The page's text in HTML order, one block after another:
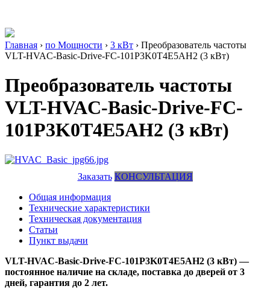
Главная › по Мощности › 3 кВт › Преобразователь частоты
VLT-HVAC-Basic-Drive-FC-101P3K0T4E5AH2 (3 кВт)
Преобразователь частоты
VLT-HVAC-Basic-Drive-FC-
101P3K0T4E5AH2 (3 кВт)
Заказать КОНСУЛЬТАЦИЯ
Общая информация
Технические характеристики
Техническая документация
Статьи
Пункт выдачи
VLT-HVAC-Basic-Drive-FC-101P3K0T4E5AH2 (3 кВт) —
постоянное наличие на складе, поставка до дверей от 3
дней, гарантия до 2 лет.